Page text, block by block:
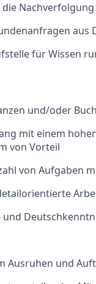
aus
für Wissen
und/oder
mit einem
von Vorteil
von Aufgaben
und
Ausruhen und